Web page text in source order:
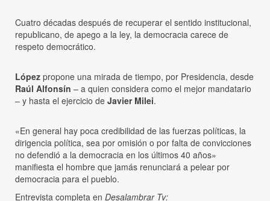
Cuatro décadas después de recuperar el sentido institucional,
republicano, de apego a la ley, la democracia carece de
respeto democrático.
López propone una mirada de tiempo, por Presidencia, desde
Raúl Alfonsín – a quien considera como el mejor mandatario
– y hasta el ejercicio de Javier Milei.
«En general hay poca credibilidad de las fuerzas políticas, la
dirigencia política, sea por omisión o por falta de convicciones
no defendió a la democracia en los últimos 40 años»
manifiesta el hombre que jamás renunciará a pelear por
democracia para el pueblo.
Entrevista completa en Desalambrar Tv: